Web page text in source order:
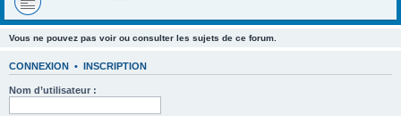
Vous ne pouvez pas voir ou consulter les sujets de ce forum.
CONNEXION • INSCRIPTION
Nom d’utilisateur :